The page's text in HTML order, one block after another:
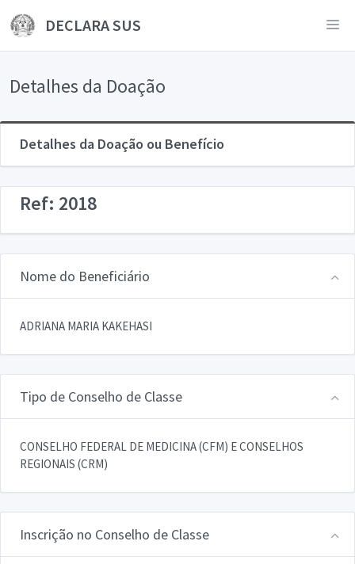
DECLARA SUS
Detalhes da Doação
Detalhes da Doação ou Benefício
Ref: 2018
Nome do Beneficiário
ADRIANA MARIA KAKEHASI
Tipo de Conselho de Classe
CONSELHO FEDERAL DE MEDICINA (CFM) E CONSELHOS
REGIONAIS (CRM)
Inscrição no Conselho de Classe